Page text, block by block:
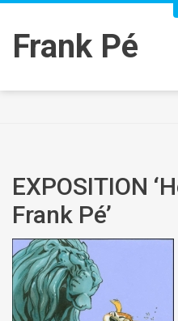
Frank Pé
EXPOSITION
Frank Pé’